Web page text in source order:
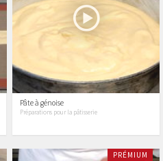
Pâte à génoise
Préparations pour la pâtisserie
PRÉMIUM